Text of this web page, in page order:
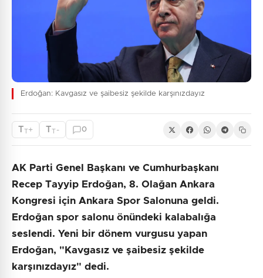
Erdoğan: Kavgasız ve şaibesiz şekilde karşınızdayız
TT+ TT - 0
AK Parti Genel Başkanı ve Cumhurbaşkanı
Recep Tayyip Erdoğan, 8. Olağan Ankara
Kongresi için Ankara Spor Salonuna geldi.
Erdoğan spor salonu önündeki kalabalığa
seslendi. Yeni bir dönem vurgusu yapan
Erdoğan, "Kavgasız ve şaibesiz şekilde
karşınızdayız" dedi.